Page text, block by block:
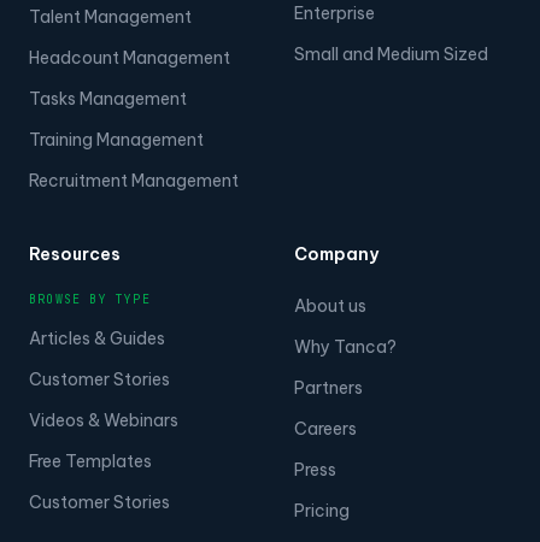
Talent Management
Headcount Management
Tasks Management
Training Management
Recruitment Management
Enterprise
Small and Medium Sized
Resources
BROWSE BY TYPE
Articles & Guides
Customer Stories
Videos & Webinars
Free Templates
Customer Stories
Company
About us
Why Tanca?
Partners
Careers
Press
Pricing